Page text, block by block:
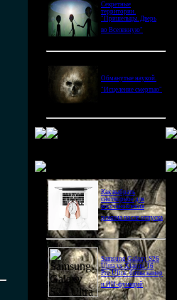
Секретные
территории.
"Пришельцы. Дверь
во Вселенную"
Обманутые наукой.
"Исцеление смертью"
Как выбрать
снотворное для
восстановления
режима после отпуска
Samsung Galaxy S26
Ultra vs Xiaomi 16
Pro Ultra: битва камер
и ИИ-функций